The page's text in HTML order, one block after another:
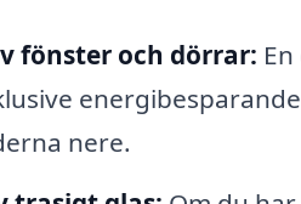
fönster och dörrar:
nere.